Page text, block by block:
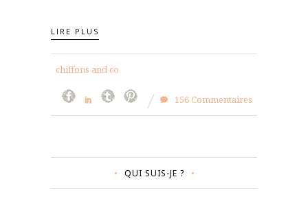
LIRE PLUS
chiffons and co
156 Commentaires
QUI SUIS-JE ?